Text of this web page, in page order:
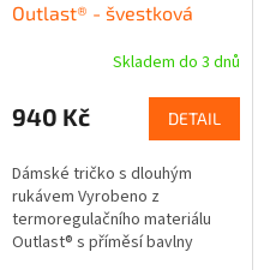
Outlast® - švestková
Skladem do 3 dnů
940 Kč DETAIL
Dámské tričko s dlouhým
rukávem Vyrobeno z
termoregulačního materiálu
Outlast® s příměsí bavlny